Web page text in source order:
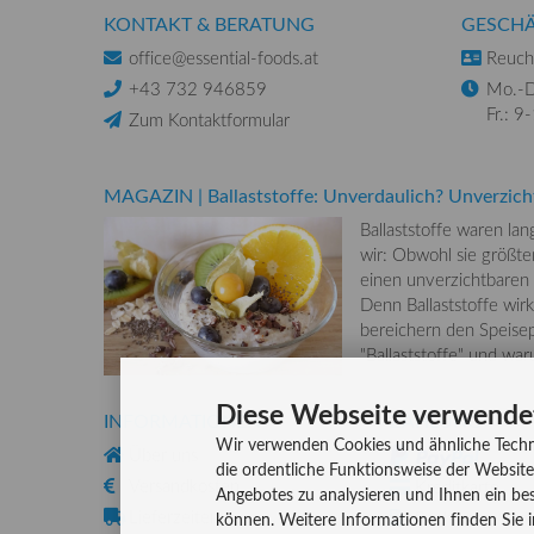
KONTAKT & BERATUNG
office@essential-foods.at
+43 732 946859
Zum Kontaktformular
Mo.-
Fr.:
MAGAZIN | Ballaststoffe: Unverdaulich?
Ballaststoffe waren
wir: Obwohl sie
einen
Denn Ballaststoffe
bereichern den
"Ballaststoffe" und
INFORMATIONEN
Versandkosten
Lieferzeiten
ZAHLUNG
Kreditkarte
Rechnung,
Diese Webseite
Wir verwenden Cookies und ähnliche
die ordentliche Funktionsweise der
Angebotes zu analysieren und Ihnen ein
können. Weitere Informationen finden Sie